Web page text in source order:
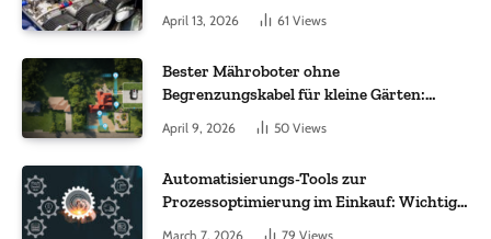
April 13, 2026 61 Views
Bester Mähroboter ohne
Begrenzungskabel für kleine Gärten:
Worauf es bei 200 bis 500 m² wirklich
ankommt
April 9, 2026 50 Views
Automatisierungs-Tools zur
Prozessoptimierung im Einkauf: Wichtige
Funktionen, auf die Sie achten sollten
March 7, 2026 79 Views